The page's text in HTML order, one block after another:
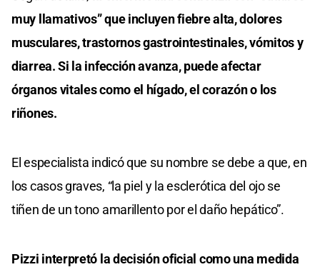
muy llamativos” que incluyen fiebre alta, dolores
musculares, trastornos gastrointestinales, vómitos y
diarrea. Si la infección avanza, puede afectar
órganos vitales como el hígado, el corazón o los
riñones.
El especialista indicó que su nombre se debe a que, en
los casos graves, “la piel y la esclerótica del ojo se
tiñen de un tono amarillento por el daño hepático”.
Pizzi interpretó la decisión oficial como una medida